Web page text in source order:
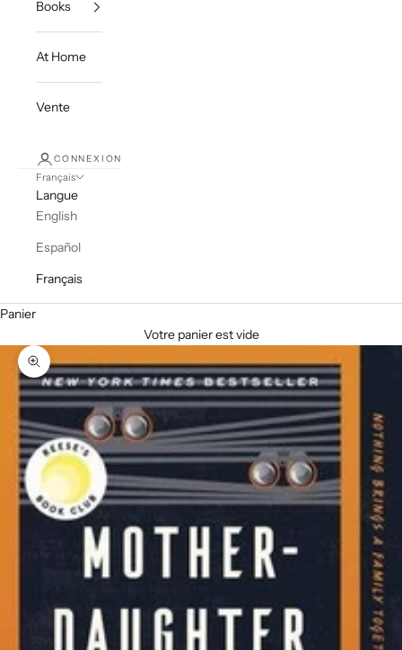
Books
At Home
Vente
CONNEXION
Français
Langue
English
Español
Français
Panier
Votre panier est vide
Zoomer sur l'image